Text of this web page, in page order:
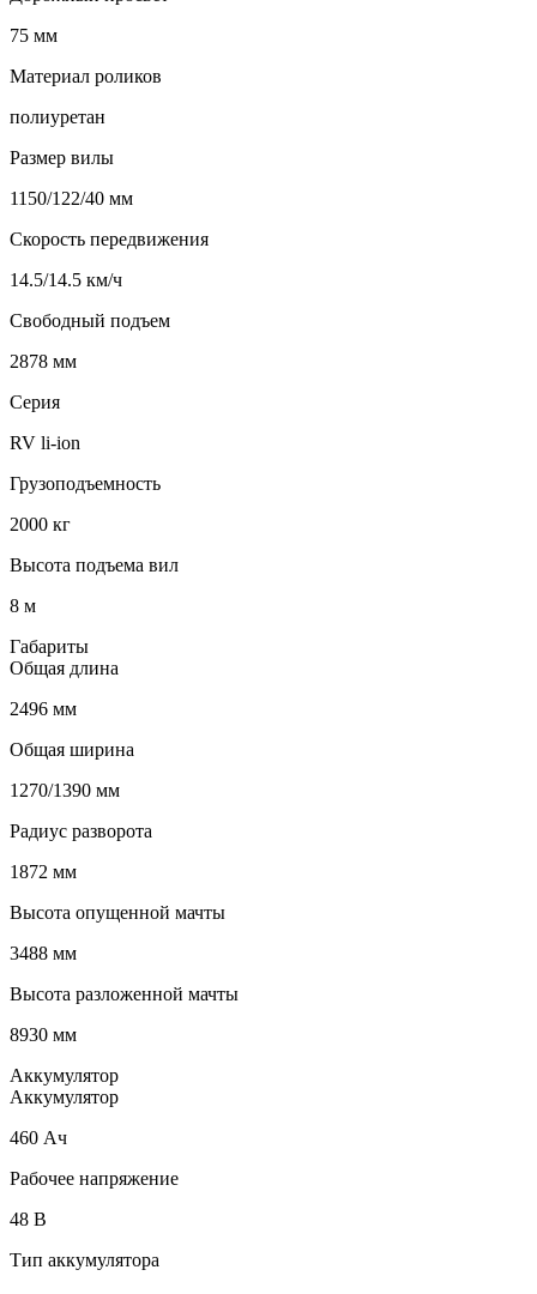
75 мм
Материал роликов
полиуретан
Размер вилы
1150/122/40 мм
Скорость передвижения
14.5/14.5 км/ч
Свободный подъем
2878 мм
Серия
RV li-ion
Грузоподъемность
2000 кг
Высота подъема вил
8 м
Габариты
Общая длина
2496 мм
Общая ширина
1270/1390 мм
Радиус разворота
1872 мм
Высота опущенной мачты
3488 мм
Высота разложенной мачты
8930 мм
Аккумулятор
Аккумулятор
460 Ач
Рабочее напряжение
48 В
Тип аккумулятора